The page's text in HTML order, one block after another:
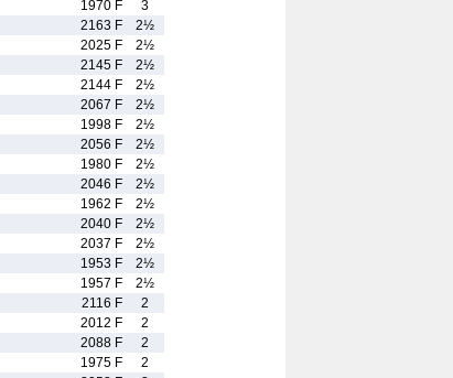
1970 F
3
2163 F
2½
2025 F
2½
2145 F
2½
2144 F
2½
2067 F
2½
1998 F
2½
2056 F
2½
1980 F
2½
2046 F
2½
1962 F
2½
2040 F
2½
2037 F
2½
1953 F
2½
1957 F
2½
2116 F
2
2012 F
2
2088 F
2
1975 F
2